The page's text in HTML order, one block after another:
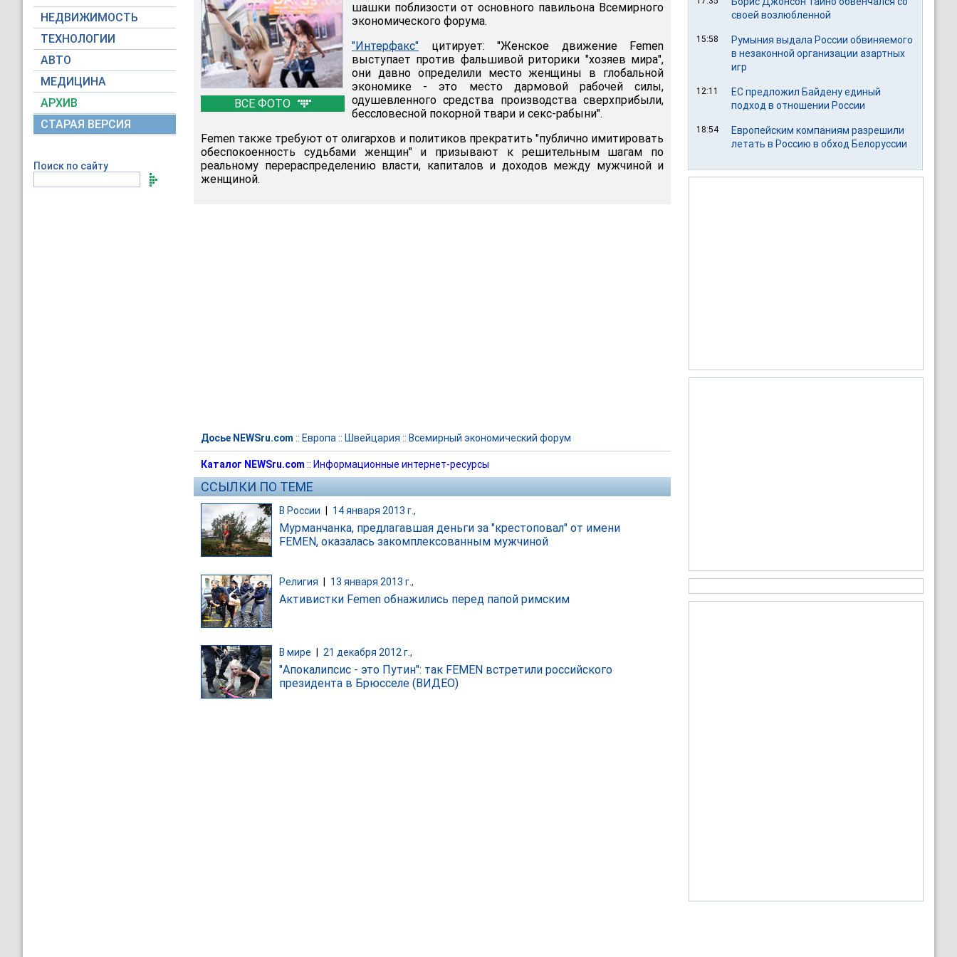
НЕДВИЖИМОСТЬ
ТЕХНОЛОГИИ
АВТО
МЕДИЦИНА
АРХИВ
СТАРАЯ ВЕРСИЯ
Поиск по сайту
ВСЕ ФОТО
шашки поблизости от основного павильона Всемирного
экономического форума.
"Интерфакс" цитирует: "Женское движение Femen
выступает против фальшивой риторики "хозяев мира",
они давно определили место женщины в глобальной
экономике - это место дармовой рабочей силы,
одушевленного средства производства сверхприбыли,
бессловесной покорной твари и секс-рабыни".
Femen также требуют от олигархов и политиков прекратить "публично имитировать
обеспокоенность судьбами женщин" и призывают к решительным шагам по
реальному перераспределению власти, капиталов и доходов между мужчиной и
женщиной.
Досье NEWSru.com :: Европа :: Швейцария :: Всемирный экономический форум
Каталог NEWSru.com :: Информационные интернет-ресурсы
ССЫЛКИ ПО ТЕМЕ
В России 14 января 2013 г.,
Мурманчанка, предлагавшая деньги за "крестоповал" от имени
FEMEN, оказалась закомплексованным мужчиной
Религия 13 января 2013 г.,
Активистки Femen обнажились перед папой римским
В мире 21 декабря 2012 г.,
"Апокалипсис - это Путин": так FEMEN встретили российского
президента в Брюсселе (ВИДЕО)
своей возлюбленной
15:58
Румыния выдала России обвиняемого
в незаконной организации азартных
игр
12:11
ЕС предложил Байдену единый
подход в отношении России
18:54
Европейским компаниям разрешили
летать в Россию в обход Белоруссии